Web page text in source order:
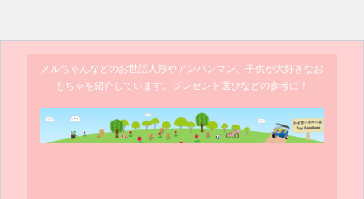
メルちゃんなどのお世話人形やアンパンマン、子供が大好きなお
もちゃを紹介しています。プレゼント選びなどの参考に！